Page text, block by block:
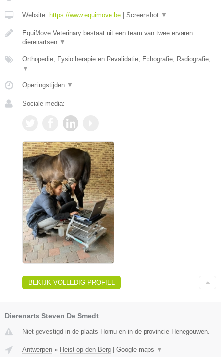
Website: https://www.equimove.be | Screenshot ▼
EquiMove Veterinary bestaat uit een team van twee ervaren
dierenartsen ▼
Orthopedie, Fysiotherapie en Revalidatie, Echografie, Radiografie,
▼
Openingstijden ▼
Sociale media:
BEKIJK VOLLEDIG PROFIEL
Dierenarts Steven De Smedt
Niet gevestigd in de plaats Hornu en in de provincie Henegouwen.
Antwerpen » Heist op den Berg Google maps ▼